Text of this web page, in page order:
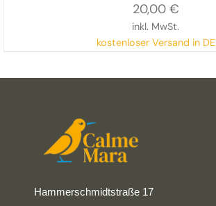
20,00 €
inkl. MwSt.
kostenloser Versand in DE
Hammerschmidtstraße 17